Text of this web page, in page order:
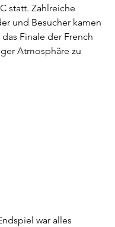
statt. Zahlreiche
und Besucher kamen
Finale der French
Atmosphäre zu
war alles